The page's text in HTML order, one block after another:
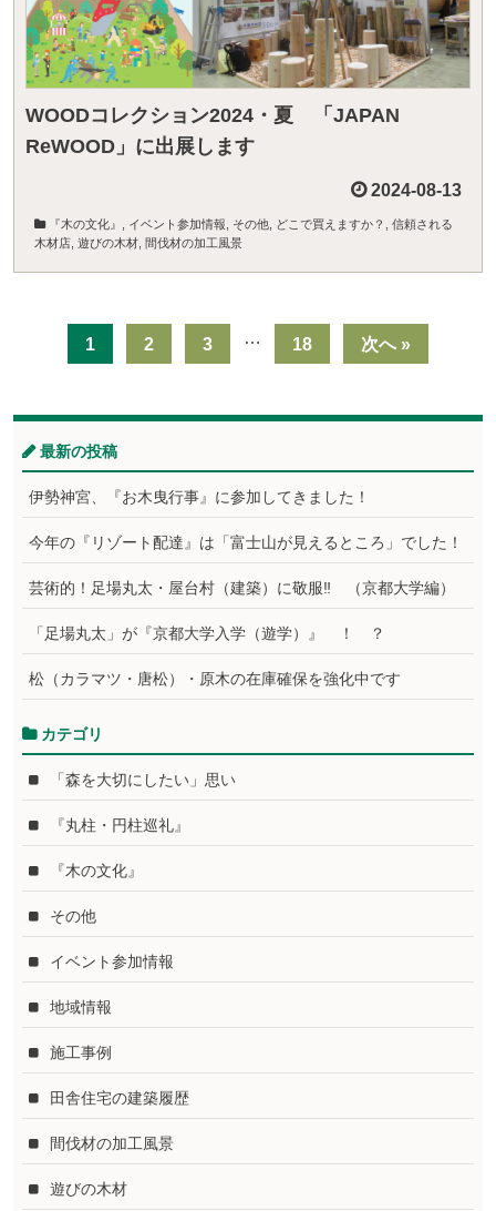
WOODコレクション2024・夏 「JAPAN
ReWOOD」に出展します
2024-08-13
『木の文化』 イベント参加情報 その他 どこで買えますか？
信頼される
木材店 遊びの木材 間伐材の加工風景
1 2 3 … 18 次へ »
最新の投稿
伊勢神宮、『お木曳行事』に参加してきました！
今年の『リゾート配達』は「富士山が見えるところ」でした！
芸術的！足場丸太・屋台村（建築）に敬服‼ （京都大学編）
「足場丸太」が『京都大学入学（遊学）』 ！ ？
松（カラマツ・唐松）・原木の在庫確保を強化中です
カテゴリ
「森を大切にしたい」思い
『丸柱・円柱巡礼』
『木の文化』
その他
イベント参加情報
地域情報
施工事例
田舎住宅の建築履歴
間伐材の加工風景
遊びの木材